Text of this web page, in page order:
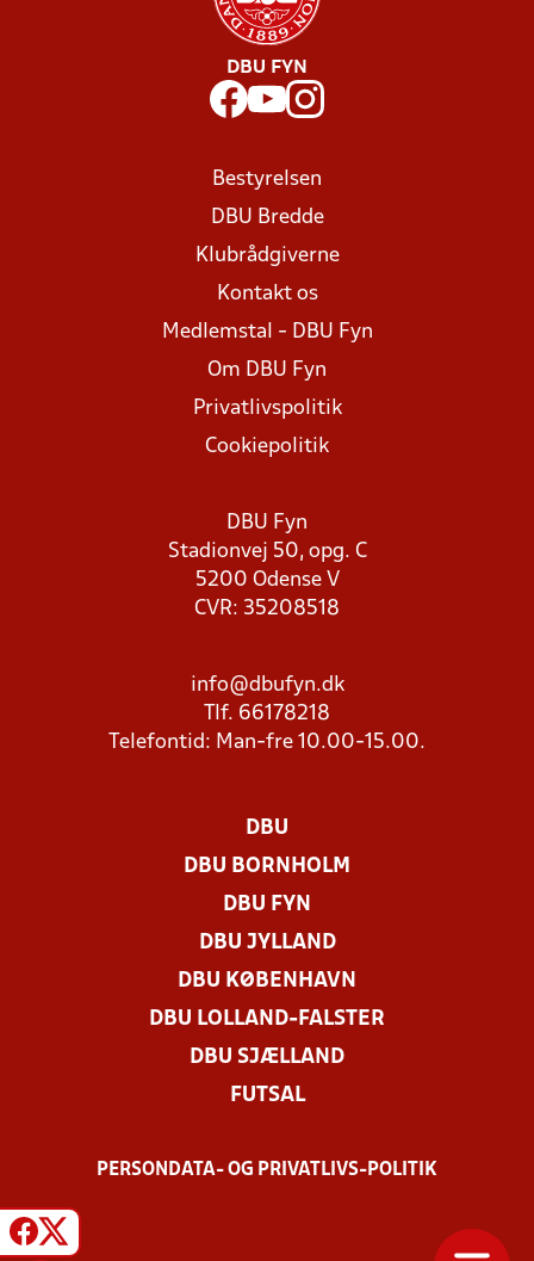
DBU FYN
Bestyrelsen
DBU Bredde
Klubrådgiverne
Kontakt os
Medlemstal - DBU Fyn
Om DBU Fyn
Privatlivspolitik
Cookiepolitik
DBU Fyn
Stadionvej 50, opg. C
5200 Odense V
CVR: 35208518
info@dbufyn.dk
Tlf. 66178218
Telefontid: Man-fre 10.00-15.00.
DBU
DBU BORNHOLM
DBU FYN
DBU JYLLAND
DBU KØBENHAVN
DBU LOLLAND-FALSTER
DBU SJÆLLAND
FUTSAL
PERSONDATA- OG PRIVATLIVS-POLITIK